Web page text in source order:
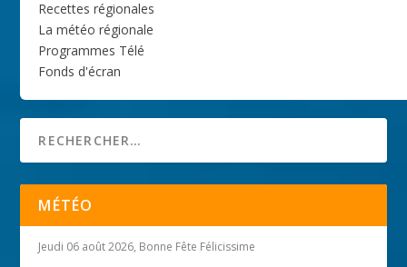
Recettes régionales
La météo régionale
Programmes Télé
Fonds d'écran
MÉTÉO
Jeudi 06 août 2026, Bonne Fête Félicissime